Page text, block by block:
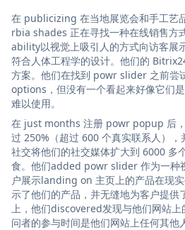
在 publicizing 在当地展览会和手工艺
rbia shades 正在寻找一种在线销售
ability以视觉上吸引人的方式向访客展
符合人体工程学的设计。他们的
方案。他们在找到 powr slider 之前
options，但没有一个看起来好像它们
难以使用。
在 just months 注册 powr popup 后
过 250%（超过 600 个真实联系人）
社交将他们的社交媒体扩大到 6000 多
食。他们added powr slider 作为一种
户展示landing on 主页上的产品在现
示了他们的产品，并无缝地为客户提供
上，他们discovered发现与他们网站
问者的参与时间是他们网站上任何其他